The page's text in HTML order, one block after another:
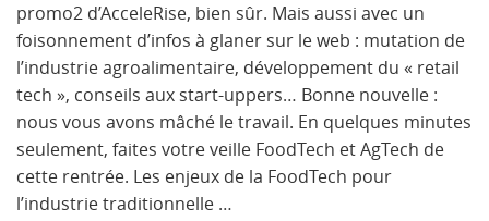
promo2 d’AcceleRise, bien sûr. Mais aussi avec un
foisonnement d’infos à glaner sur le web : mutation de
l’industrie agroalimentaire, développement du « retail
tech », conseils aux start-uppers… Bonne nouvelle :
nous vous avons mâché le travail. En quelques minutes
seulement, faites votre veille FoodTech et AgTech de
cette rentrée. Les enjeux de la FoodTech pour
l’industrie traditionnelle …